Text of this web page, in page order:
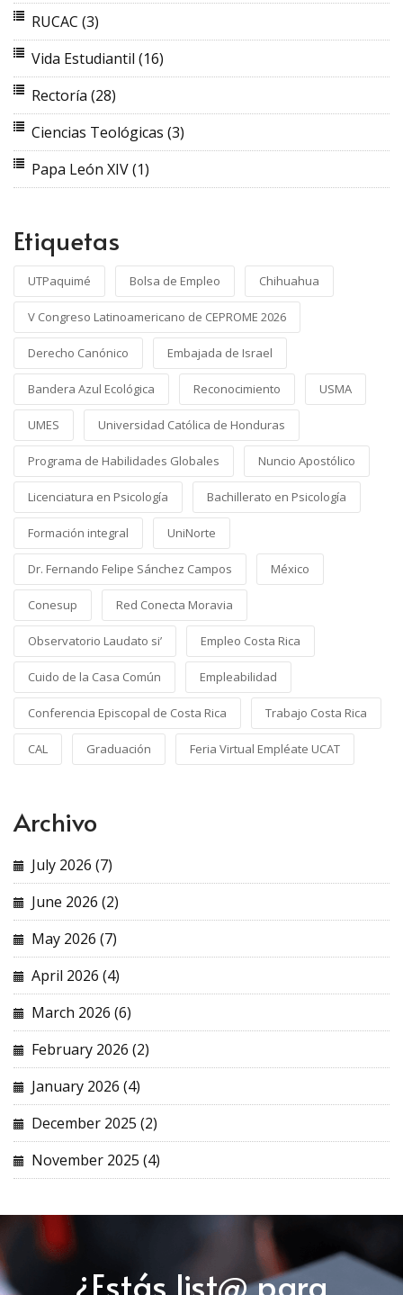
RUCAC (3)
Vida Estudiantil (16)
Rectoría (28)
Ciencias Teológicas (3)
Papa León XIV(1)
Etiquetas
UTPaquimé Bolsa de Empleo Chihuahua
V Congreso Latinoamericano de CEPROME 2026
Derecho Canónico Embajada de Israel
Bandera Azul Ecológica Reconocimiento USMA
UMES Universidad Católica de Honduras
Programa de Habilidades Globales Nuncio Apostólico
Licenciatura en Psicología Bachillerato en Psicología
Formación integral UniNorte
Dr. Fernando Felipe Sánchez Campos México
Conesup Red Conecta Moravia
Observatorio Laudato si’ Empleo Costa Rica
Cuido de la Casa Común Empleabilidad
Conferencia Episcopal de Costa Rica Trabajo Costa Rica
CAL Graduación Feria Virtual Empléate UCAT
Archivo
July 2026 (7)
June 2026 (2)
May 2026 (7)
April 2026 (4)
March 2026 (6)
February 2026 (2)
January 2026 (4)
December 2025 (2)
November 2025 (4)
¿Estás list@ para